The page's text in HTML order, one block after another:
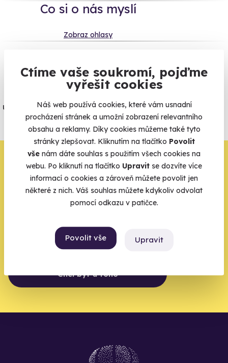
Ctíme vaše soukromí, pojďme
vyřešit cookies
Náš web používá cookies, které vám usnadní
procházení stránek a umožní zobrazení relevantního
obsahu a reklamy. Díky cookies můžeme také tyto
stránky zlepšovat. Kliknutím na tlačítko Povolit
vše nám dáte souhlas s použitím všech cookies na
webu. Po kliknutí na tlačítko Upravit se dozvíte více
informací o cookies a zároveň můžete povolit jen
některé z nich. Váš souhlas můžete kdykoliv odvolat
pomocí odkazu v patičce.
Povolit vše Upravit
Co si o nás myslí
Zobraz ohlasy
Vše umíme pojistit
Jeden nikdy neví. Máme nejvyšší
úrazové pojištění z nabídky zážitkových
agentur.
Vše o pojištění
Zbývá jeden krok,
zbytek zařídíme my
Váš e-mail je vstupenka do světa, kde se žije naplno. Pojďte
Chci být u toho